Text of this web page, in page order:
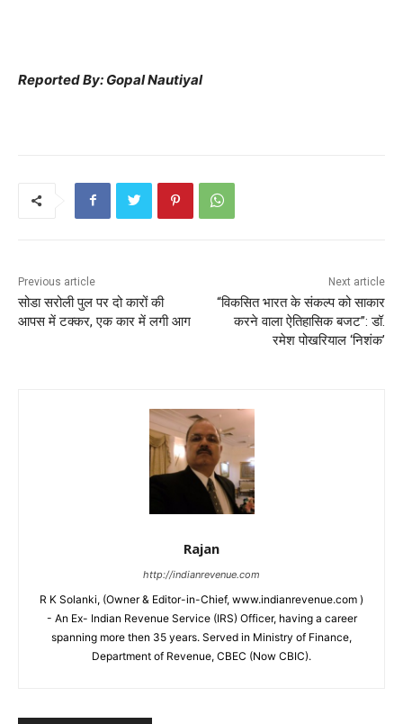
Reported By: Gopal Nautiyal
Previous article
सोडा सरोली पुल पर दो कारों की
आपस में टक्कर, एक कार में लगी आग
Next article
“विकसित भारत के संकल्प को साकार
करने वाला ऐतिहासिक बजट”: डॉ.
रमेश पोखरियाल ‘निशंक’
Rajan
http://indianrevenue.com
R K Solanki, (Owner & Editor-in-Chief, www.indianrevenue.com )
- An Ex- Indian Revenue Service (IRS) Officer, having a career
spanning more then 35 years. Served in Ministry of Finance,
Department of Revenue, CBEC (Now CBIC).